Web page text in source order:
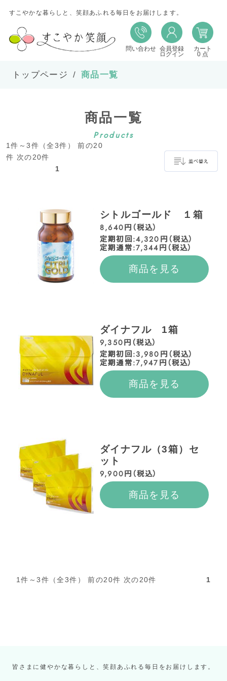
すこやかな暮らしと、笑顔あふれる毎日をお届けします。
問い合わせ 会員登録
ログイン
カート
0 点
トップページ 商品一覧
商品一覧
Products
1件～3件（全3件） 前の20
件 次の20件
1
並び替え
表示件数
シトルゴールド １箱
8,640円（税込）
定期初回:4,320円（税込）
定期通常:7,344円（税込）
商品を見る
ダイナフル 1箱
9,350円（税込）
定期初回:3,980円（税込）
定期通常:7,947円（税込）
商品を見る
ダイナフル（3箱）セ
ット
9,900円（税込）
商品を見る
1件～3件（全3件） 前の20件 次の20件 1
皆さまに健やかな暮らしと、笑顔あふれる毎日をお届けします。